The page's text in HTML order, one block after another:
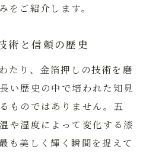
をご紹介します。
術と信頼の歴史
たり、金箔押しの技術を磨
い歴史の中で培われた知見
ものではありません。 五
や湿度によって変化する漆
も美しく輝く瞬間を捉えて